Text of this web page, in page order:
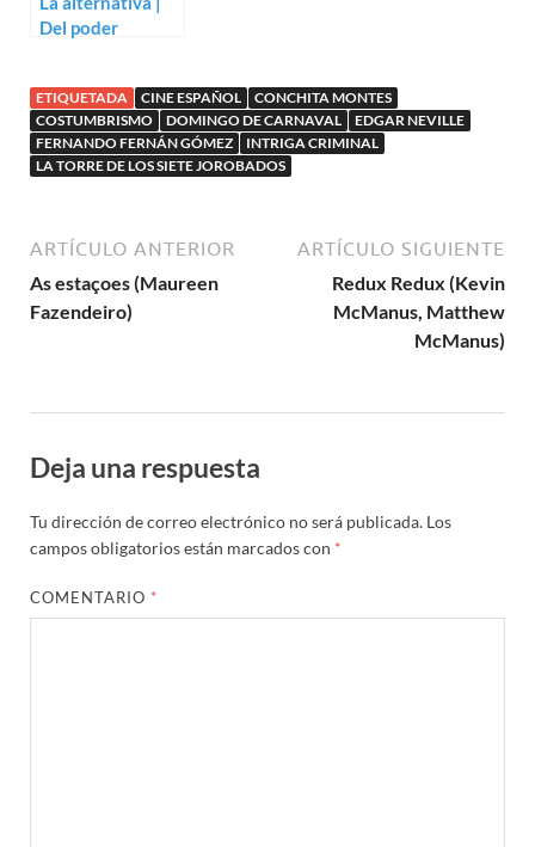
Del poder
ETIQUETADA CINE ESPAÑOL
CONCHITA MONTES
COSTUMBRISMO
DOMINGO DE CARNAVAL
EDGAR NEVILLE
FERNANDO FERNÁN GÓMEZ
INTRIGA CRIMINAL
LA TORRE DE LOS SIETE JOROBADOS
ARTÍCULO ANTERIOR
As estaçoes (Maureen
Fazendeiro)
ARTÍCULO SIGUIENTE
Redux Redux (Kevin
McManus, Matthew
McManus)
Deja una respuesta
Tu dirección de correo electrónico no será publicada. Los
campos obligatorios están marcados con *
COMENTARIO *